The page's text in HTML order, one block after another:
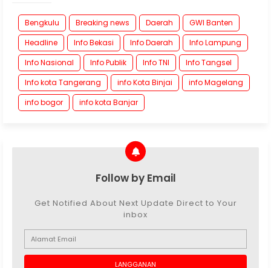
Bengkulu Breaking news Daerah
GWI Banten
Headline
Info Bekasi Info Daerah
Info Lampung
Info Nasional
Info Publik Info TNI
Info Tangsel
Info kota Tangerang
info Kota Binjai
info Magelang
info bogor
info kota Banjar
Follow by Email
Get Notified About Next Update Direct to Your
inbox